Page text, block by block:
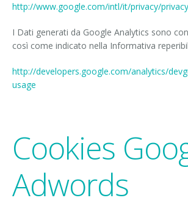
http://www.google.com/intl/it/privacy/
I Dati generati da Google Analytics sono
così come indicato nella Informativa
http://developers.google.com/analytics/
usage
Cookies
Adwords